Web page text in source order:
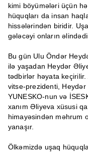
kimi böyümələri üçün
hüquqları da insan
hissələrindən biridir.
gələcəyi onların
Bu gün Ulu Öndər
ilə yaşadan Heydər
tədbirlər həyata keçirilir.
vitse-prezidenti,
YUNESKO-nun və
xanım Əliyeva xüsusi
himayəsindən məhrum
yanaşır.
Ölkəmizdə uşaq